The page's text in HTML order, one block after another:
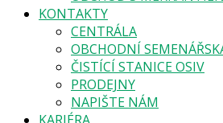
KONTAKTY
CENTRÁLA
OBCHODNÍ
ČISTÍCÍ STANICE OSIV
PRODEJNY
NAPIŠTE NÁM